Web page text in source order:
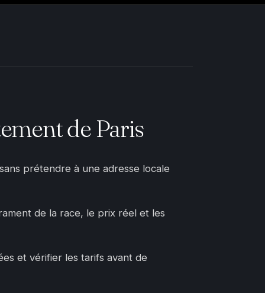
de Paris
prétendre à une adresse locale
de la race, le prix réel et les
et vérifier les tarifs avant de